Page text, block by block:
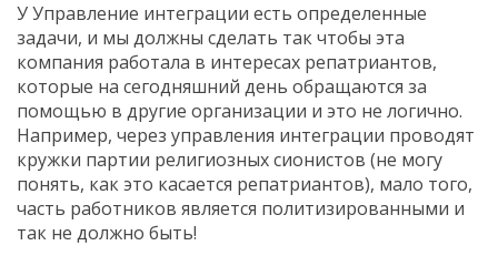
У Управление интеграции есть определенные
задачи, и мы должны сделать так чтобы эта
компания работала в интересах репатриантов,
которые на сегодняшний день обращаются за
помощью в другие организации и это не логично.
Например, через управления интеграции проводят
кружки партии религиозных сионистов (не могу
понять, как это касается репатриантов), мало того,
часть работников является политизированными и
так не должно быть!